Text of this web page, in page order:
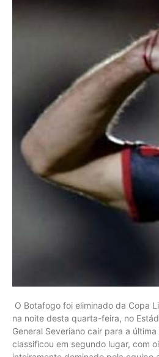
O Botafogo foi eliminado da Copa
na noite desta quarta-feira, no
General Severiano cair para a
classificou em segundo lugar, com